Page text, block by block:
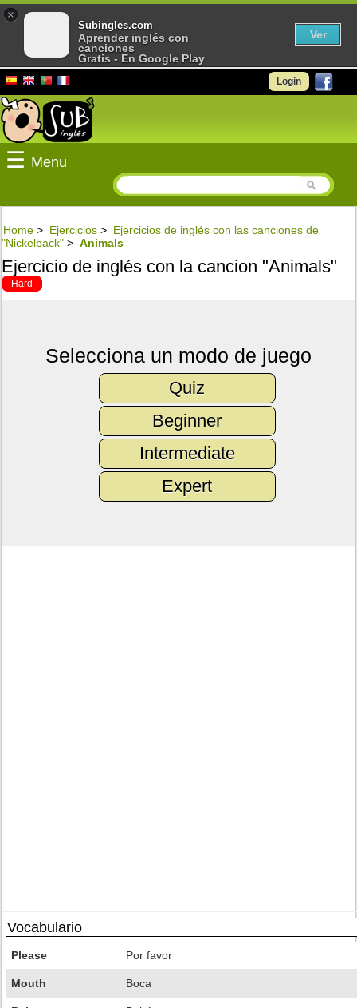
Login
☰ Menu
Home > Ejercicios > Ejercicios de inglés con las canciones de
"Nickelback" > Animals
Ejercicio de inglés con la cancion "Animals"
Hard
Selecciona un modo de juego
Quiz
Beginner
Intermediate
Expert
Vocabulario
Please Por favor
Mouth Boca
×
Subingles.com
Aprender inglés con
canciones
Gratis - En Google Play
Ver